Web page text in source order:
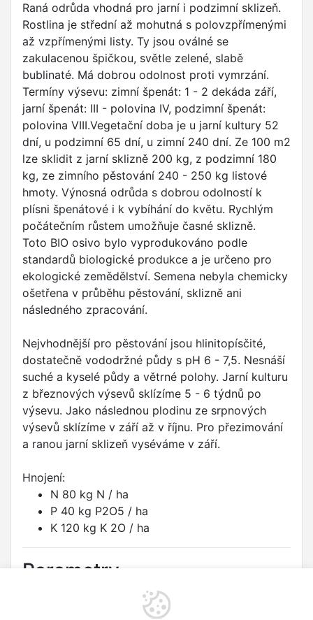
Raná odrůda vhodná pro jarní i podzimní sklizeň.
Rostlina je střední až mohutná s polovzpřímenými
až vzpřímenými listy. Ty jsou oválné se
zakulacenou špičkou, světle zelené, slabě
bublinaté. Má dobrou odolnost proti vymrzání.
Termíny výsevu: zimní špenát: 1 - 2 dekáda září,
jarní špenát: III - polovina IV, podzimní špenát:
polovina VIII.Vegetační doba je u jarní kultury 52
dní, u podzimní 65 dní, u zimní 240 dní. Ze 100 m2
lze sklidit z jarní sklizně 200 kg, z podzimní 180
kg, ze zimního pěstování 240 - 250 kg listové
hmoty. Výnosná odrůda s dobrou odolností k
plísni špenátové i k vybíhání do květu. Rychlým
počátečním růstem umožňuje časné sklizně.
Toto BIO osivo bylo vyprodukováno podle
standardů biologické produkce a je určeno pro
ekologické zemědělství. Semena nebyla chemicky
ošetřena v průběhu pěstování, sklizně ani
následného zpracování.
Nejvhodnější pro pěstování jsou hlinitopísčité,
dostatečně vododržné půdy s pH 6 - 7,5. Nesnáší
suché a kyselé půdy a větrné polohy. Jarní kulturu
z březnových výsevů sklízíme 5 - 6 týdnů po
výsevu. Jako následnou plodinu ze srpnových
výsevů sklízíme v září až v říjnu. Pro přezimování
a ranou jarní sklizeň vyséváme v září.
Hnojení:
N 80 kg N / ha
P 40 kg P2O5 / ha
K 120 kg K 2O / ha
Parametry